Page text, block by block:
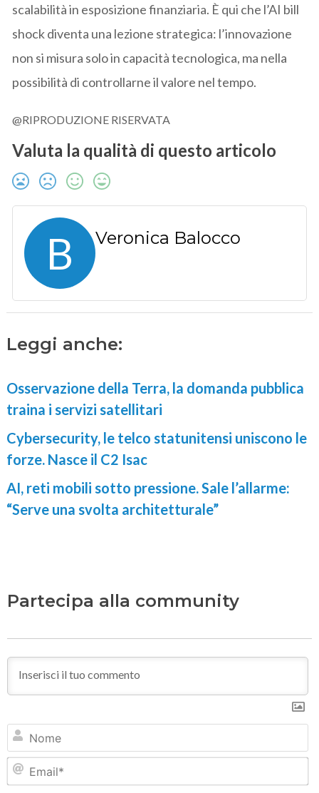
scalabilità in esposizione finanziaria. È qui che l’AI bill
shock diventa una lezione strategica: l’innovazione
non si misura solo in capacità tecnologica, ma nella
possibilità di controllarne il valore nel tempo.
@RIPRODUZIONE RISERVATA
Valuta la qualità di questo articolo
B Veronica Balocco
Leggi anche:
Osservazione della Terra, la domanda pubblica
traina i servizi satellitari
Cybersecurity, le telco statunitensi uniscono le
forze. Nasce il C2 Isac
AI, reti mobili sotto pressione. Sale l’allarme:
“Serve una svolta architetturale”
Partecipa alla community